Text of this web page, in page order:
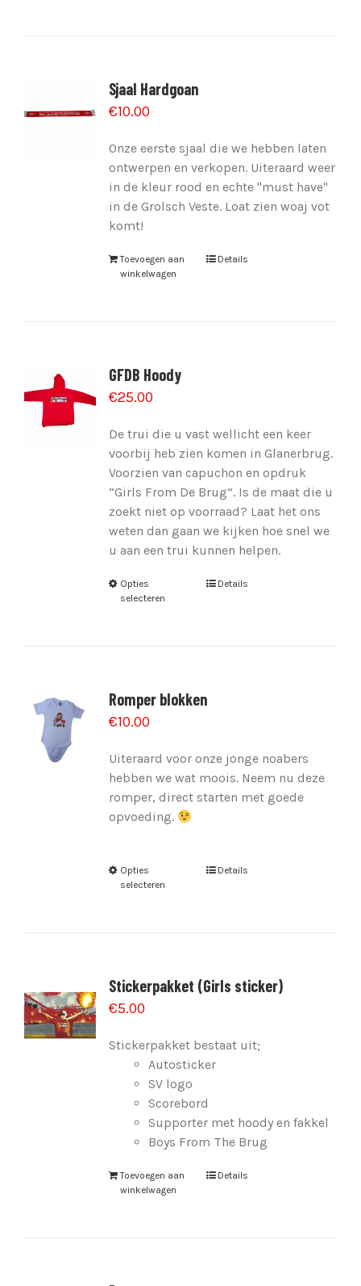
Sjaal Hardgoan
€10.00
Onze eerste sjaal die we hebben laten
ontwerpen en verkopen. Uiteraard weer
in de kleur rood en echte "must have"
in de Grolsch Veste. Loat zien woaj vot
komt!
Toevoegen aan
winkelwagen
Details
GFDB Hoody
€25.00
De trui die u vast wellicht een keer
voorbij heb zien komen in Glanerbrug.
Voorzien van capuchon en opdruk
“Girls From De Brug”. Is de maat die u
zoekt niet op voorraad? Laat het ons
weten dan gaan we kijken hoe snel we
u aan een trui kunnen helpen.
Opties
selecteren
Details
Romper blokken
€10.00
Uiteraard voor onze jonge noabers
hebben we wat moois. Neem nu deze
romper, direct starten met goede
opvoeding.
Opties
selecteren
Details
Stickerpakket (Girls sticker)
€5.00
Stickerpakket bestaat uit;
Autosticker
SV logo
Scorebord
Supporter met hoody en fakkel
Boys From The Brug
Toevoegen aan
winkelwagen
Details